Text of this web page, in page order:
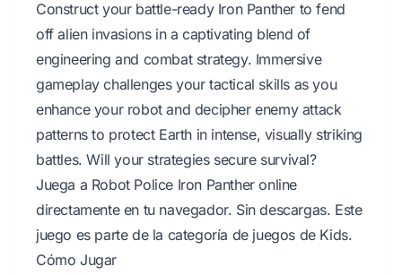
Construct your battle-ready Iron Panther to fend
off alien invasions in a captivating blend of
engineering and combat strategy. Immersive
gameplay challenges your tactical skills as you
enhance your robot and decipher enemy attack
patterns to protect Earth in intense, visually striking
battles. Will your strategies secure survival?
Juega a Robot Police Iron Panther online
directamente en tu navegador. Sin descargas. Este
juego es parte de la categoría de juegos de Kids.
Cómo Jugar